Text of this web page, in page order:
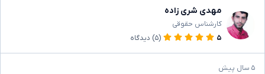
مهدی شری زاده
کارشناس حقوقی
۵
(۵) دیدگاه
۵ سال پیش